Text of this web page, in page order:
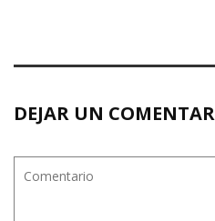
DEJAR UN